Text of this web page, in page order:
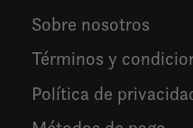
Sobre nosotros
Términos y
Política de